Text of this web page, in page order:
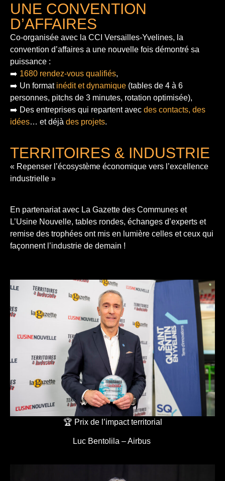
UNE CONVENTION
D’AFFAIRES
Co-organisée avec la CCI Versailles-Yvelines, la
convention d’affaires a une nouvelle fois démontré sa
puissance :
➡️ 1680 rendez-vous qualifiés,
➡️ Un format inédit et dynamique (tables de 4 à 6
personnes, pitchs de 3 minutes, rotation optimisée),
➡️ Des entreprises qui repartent avec des contacts, des
idées… et déjà des projets.
TERRITOIRES & INDUSTRIE
« Repenser l’écosystème économique vers l’excellence
industrielle »
En partenariat avec La Gazette des Communes et
L’Usine Nouvelle, tables rondes, échanges d’experts et
remise des trophées ont mis en lumière celles et ceux qui
façonnent l’industrie de demain !
🏆 Prix de l’impact territorial
Luc Bentolila – Airbus